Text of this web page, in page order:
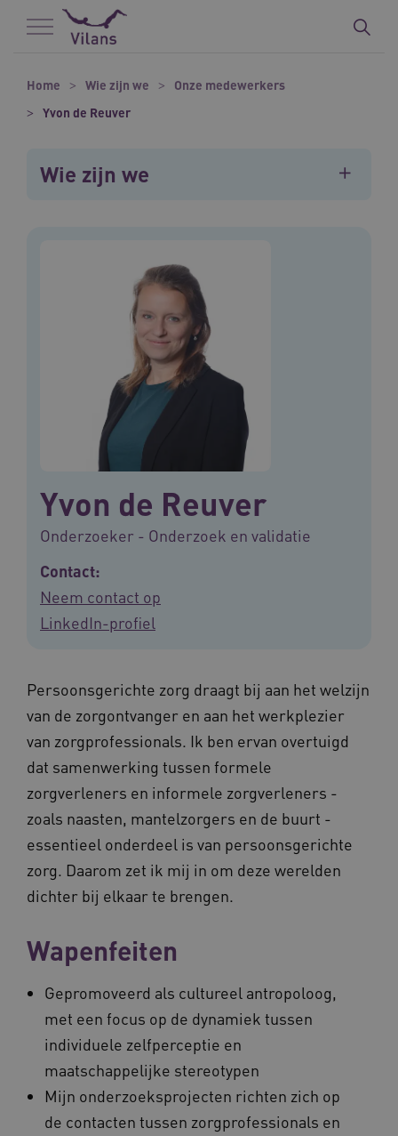
Naar hoofdinhoud
Naar footer
Home Wie zijn we
Onze medewerkers
Yvon de Reuver
Wie zijn we
Yvon de Reuver
Onderzoeker - Onderzoek en validatie
Contact:
Neem contact op
LinkedIn-profiel
Persoonsgerichte zorg draagt bij aan het welzijn
van de zorgontvanger en aan het werkplezier
van zorgprofessionals. Ik ben ervan overtuigd
dat samenwerking tussen formele
zorgverleners en informele zorgverleners -
zoals naasten, mantelzorgers en de buurt -
essentieel onderdeel is van persoonsgerichte
zorg. Daarom zet ik mij in om deze werelden
dichter bij elkaar te brengen.
Wapenfeiten
Gepromoveerd als cultureel antropoloog,
met een focus op de dynamiek tussen
individuele zelfperceptie en
maatschappelijke stereotypen
Mijn onderzoeksprojecten richten zich op
de contacten tussen zorgprofessionals en